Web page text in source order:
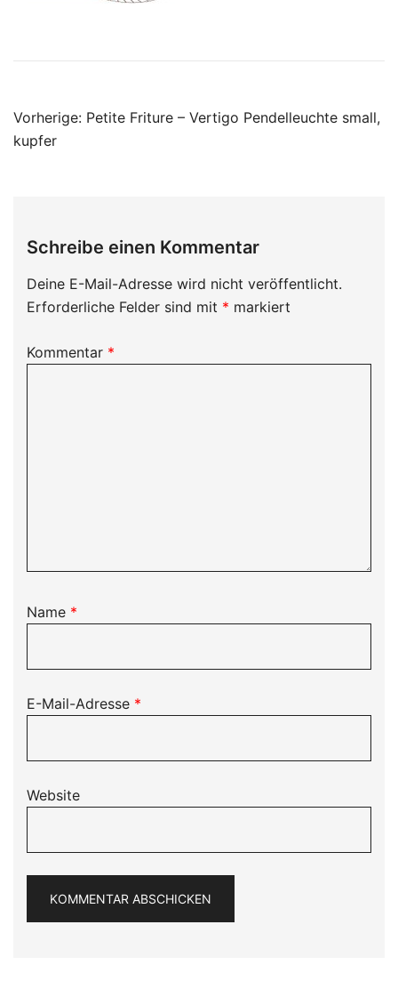
Beitragsnavigation
Vorherige: Petite Friture – Vertigo Pendelleuchte small,
kupfer
Schreibe einen Kommentar
Deine E-Mail-Adresse wird nicht veröffentlicht.
Erforderliche Felder sind mit * markiert
Kommentar *
Name *
E-Mail-Adresse *
Website